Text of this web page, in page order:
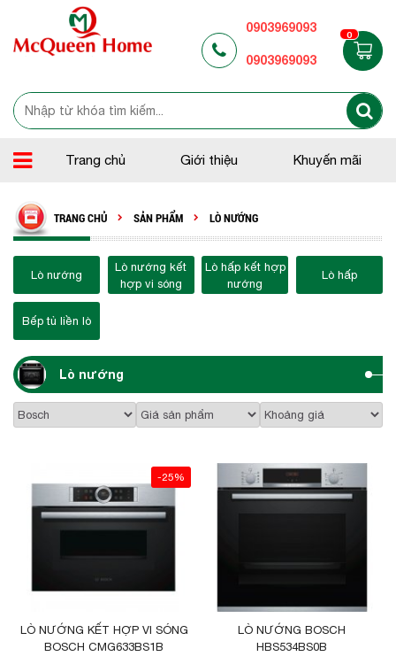
0903969093
0903969093
0
Trang chủ Giới thiệu Khuyến mãi
TRANG CHỦ SẢN PHẨM LÒ NƯỚNG
Lò nướng
Lò nướng kết
hợp vi sóng
Lò hấp kết hợp
nướng
Lò hấp
Bếp tủ liền lò
Lò nướng
-25%
LÒ NƯỚNG KẾT HỢP VI SÓNG
BOSCH CMG633BS1B
LÒ NƯỚNG BOSCH
HBS534BS0B